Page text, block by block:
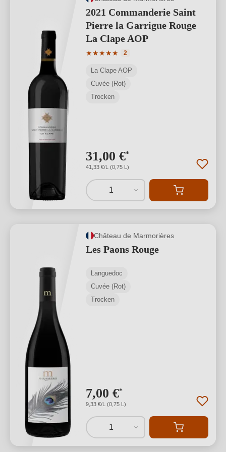
2021 Commanderie Saint
Pierre la Garrigue Rouge
La Clape AOP
★★★★★
Durchschnittliche Bewertung von 5
2
La Clape AOP
Cuvée (Rot)
Trocken
31,00 €*
41,33 €/L (0,75 L)
1
Château de Marmorières
Les Paons Rouge
Languedoc
Cuvée (Rot)
Trocken
7,00 €*
9,33 €/L (0,75 L)
1